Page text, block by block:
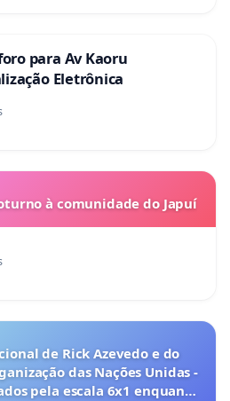
para Av Kaoru
Eletrônica
à comunidade do Japuí
de Rick Azevedo e do
das Nações Unidas -
pela escala 6x1 enquanto